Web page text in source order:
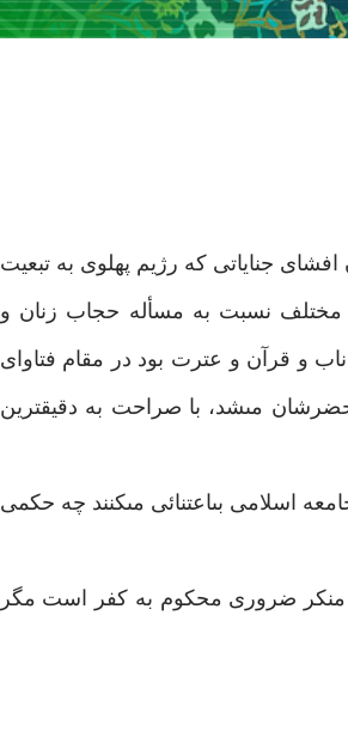
جناياتى كه رژيم پهلوى به تبعيت
مختلف نسبت به مسأله حجاب زنان و
و قرآن و عترت بود در مقام فتاواى
مى‏شد، با صراحت به دقيق‏ترين
اسلامى بى‏اعتنائى مى‏كنند چه حكمى
ضرورى محكوم به كفر است مگر